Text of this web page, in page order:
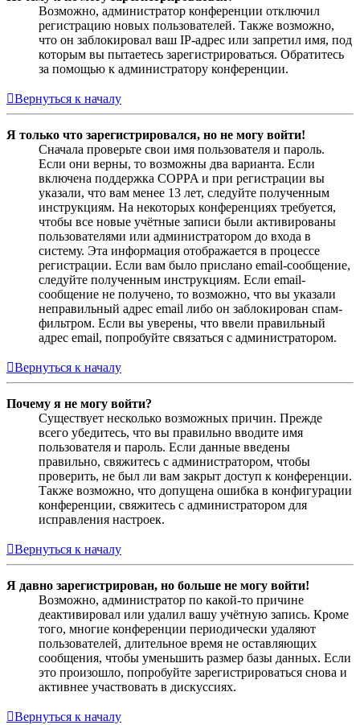
Возможно, администратор конференции отключил
регистрацию новых пользователей. Также возможно,
что он заблокировал ваш IP-адрес или запретил имя, под
которым вы пытаетесь зарегистрироваться. Обратитесь
за помощью к администратору конференции.
Вернуться к началу
Я только что зарегистрировался, но не могу войти!
Сначала проверьте свои имя пользователя и пароль.
Если они верны, то возможны два варианта. Если
включена поддержка COPPA и при регистрации вы
указали, что вам менее 13 лет, следуйте полученным
инструкциям. На некоторых конференциях требуется,
чтобы все новые учётные записи были активированы
пользователями или администратором до входа в
систему. Эта информация отображается в процессе
регистрации. Если вам было прислано email-сообщение,
следуйте полученным инструкциям. Если email-
сообщение не получено, то возможно, что вы указали
неправильный адрес email либо он заблокирован спам-
фильтром. Если вы уверены, что ввели правильный
адрес email, попробуйте связаться с администратором.
Вернуться к началу
Почему я не могу войти?
Существует несколько возможных причин. Прежде
всего убедитесь, что вы правильно вводите имя
пользователя и пароль. Если данные введены
правильно, свяжитесь с администратором, чтобы
проверить, не был ли вам закрыт доступ к конференции.
Также возможно, что допущена ошибка в конфигурации
конференции, свяжитесь с администратором для
исправления настроек.
Вернуться к началу
Я давно зарегистрирован, но больше не могу войти!
Возможно, администратор по какой-то причине
деактивировал или удалил вашу учётную запись. Кроме
того, многие конференции периодически удаляют
пользователей, длительное время не оставляющих
сообщения, чтобы уменьшить размер базы данных. Если
это произошло, попробуйте зарегистрироваться снова и
активнее участвовать в дискуссиях.
Вернуться к началу